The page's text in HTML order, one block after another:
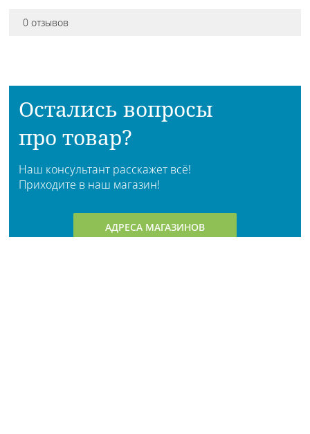
0 отзывов
Остались вопросы
про товар?
Наш консультант расскажет всё!
Приходите в наш магазин!
АДРЕСА МАГАЗИНОВ